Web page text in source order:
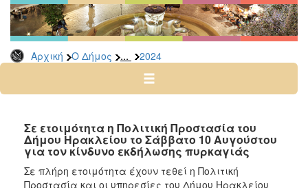
Αρχική Ο Δήμος ... 2024
Τύπου
Αρχείο
2026
2024
2022
2020
Σε ετοιμότητα η Πολιτική Προστασία του
Δήμου Ηρακλείου το Σάββατο 10 Αυγούστου
για τον κίνδυνο εκδήλωσης πυρκαγιάς
Σε πλήρη ετοιμότητα έχουν τεθεί η Πολιτική
Προστασία και οι υπηρεσίες του Δήμου Ηρακλείου